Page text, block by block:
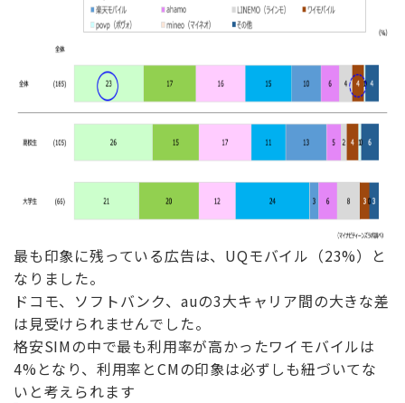
最も印象に残っている広告は、UQモバイル（23%）と
なりました。
ドコモ、ソフトバンク、auの3大キャリア間の大きな差
は見受けられませんでした。
格安SIMの中で最も利用率が高かったワイモバイルは
4%となり、利用率とCMの印象は必ずしも紐づいてな
いと考えられます